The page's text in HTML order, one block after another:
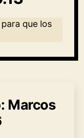
que los
Marcos